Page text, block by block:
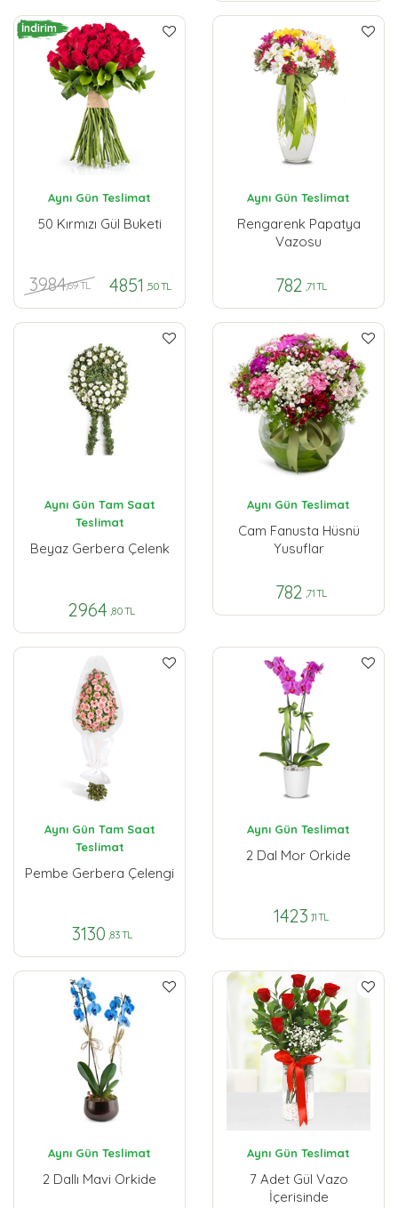
İndirim
Aynı Gün Teslimat
50 Kırmızı Gül Buketi
3984,69 TL 4851 ,50 TL
Aynı Gün Teslimat
Rengarenk Papatya
Vazosu
782 ,71 TL
Aynı Gün Tam Saat
Teslimat
Beyaz Gerbera Çelenk
2964 ,80 TL
Aynı Gün Teslimat
Cam Fanusta Hüsnü
Yusuflar
782 ,71 TL
Aynı Gün Tam Saat
Teslimat
Pembe Gerbera Çelengi
3130 ,83 TL
Aynı Gün Teslimat
2 Dal Mor Orkide
1423 ,11 TL
Aynı Gün Teslimat
2 Dallı Mavi Orkide
Aynı Gün Teslimat
7 Adet Gül Vazo
İçerisinde